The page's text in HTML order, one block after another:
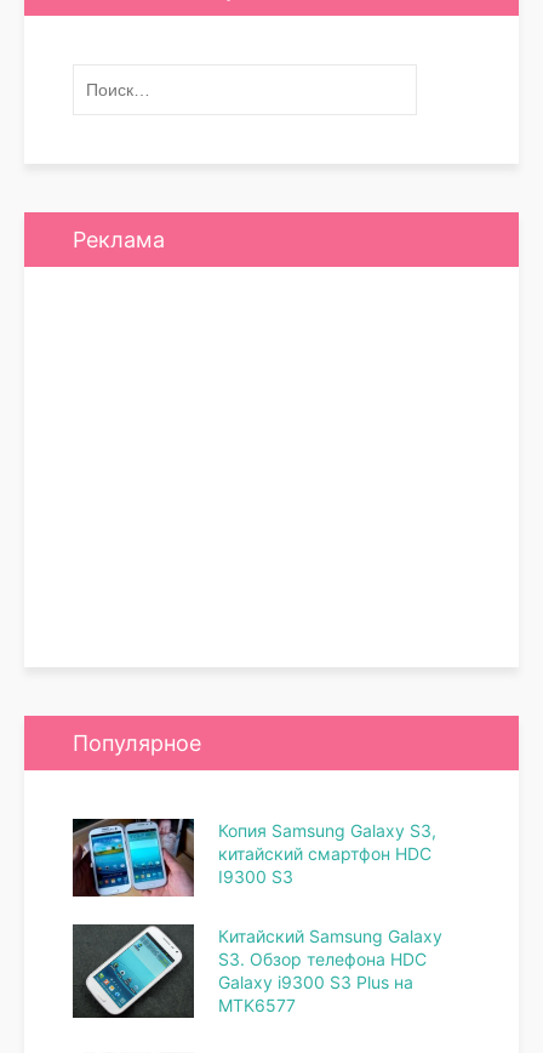
Реклама
Популярное
Копия Samsung Galaxy S3,
китайский смартфон HDC
I9300 S3
Китайский Samsung Galaxy
S3. Обзор телефона HDC
Galaxy i9300 S3 Plus на
MTK6577